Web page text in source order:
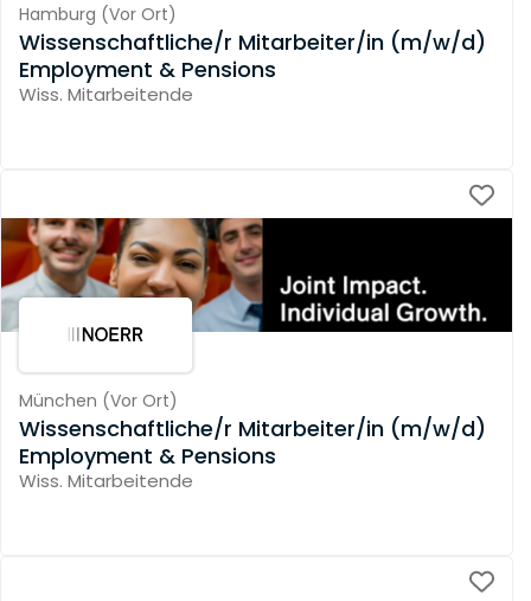
Hamburg (Vor Ort)
Wissenschaftliche/r Mitarbeiter/in (m/w/d)
Employment & Pensions
Wiss. Mitarbeitende
München (Vor Ort)
Wissenschaftliche/r Mitarbeiter/in (m/w/d)
Employment & Pensions
Wiss. Mitarbeitende